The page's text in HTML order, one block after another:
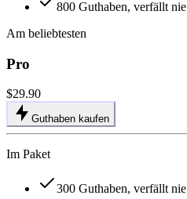
800 Guthaben, verfällt nie
Am beliebtesten
Pro
$29.90
Guthaben kaufen
Im Paket
300 Guthaben, verfällt nie